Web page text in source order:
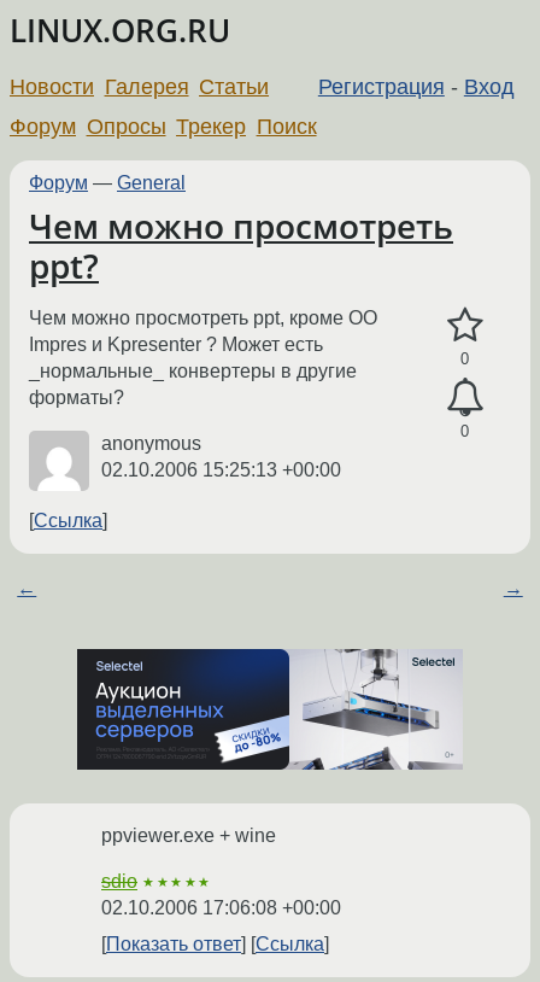
LINUX.ORG.RU
Регистрация - Вход
Новости Галерея Статьи
Форум Опросы Трекер Поиск
Форум — General
Чем можно просмотреть
ppt?
0
0
Чем можно просмотреть ppt, кроме OO
Impres и Kpresenter ? Может есть
_нормальные_ конвертеры в другие
форматы?
anonymous
02.10.2006 15:25:13 +00:00
Ссылка
← →
ppviewer.exe + wine
sdio ★★★★★
02.10.2006 17:06:08 +00:00
Показать ответ
Ссылка